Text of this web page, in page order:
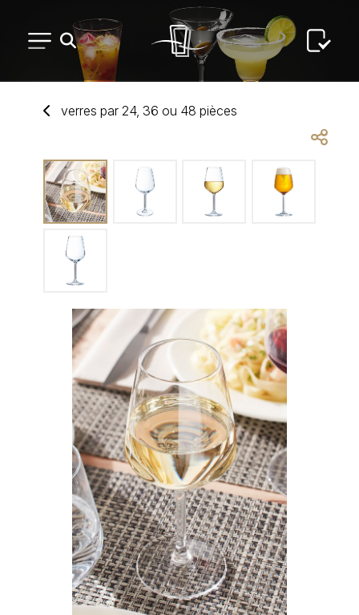
USAGE UNIQUE
DISTRIBUTION DE REPAS
ARTS DE LA TABLE LUXE
MARQUES
NOUVEAUTÉS
MON COMPTE
MES LISTES
CHEF'S LIST
verres par 24, 36 ou 48 pièces